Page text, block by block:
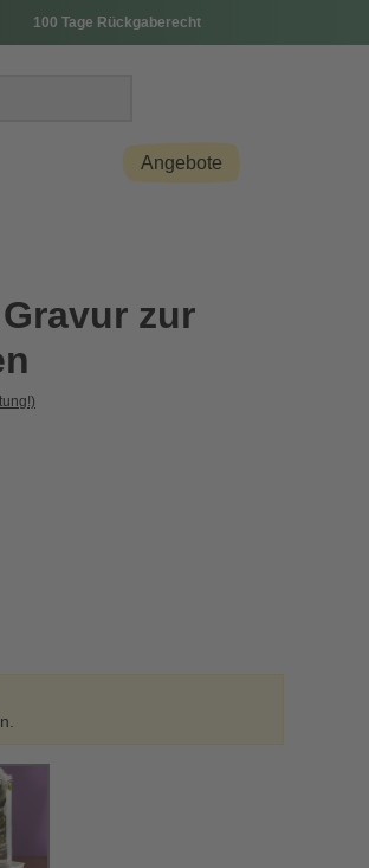
100 Tage Rückgaberecht
Angebote
zur